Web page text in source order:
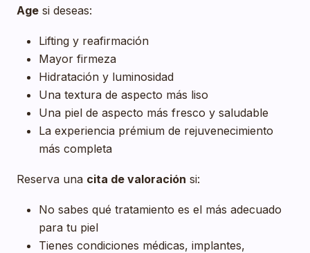
Age si deseas:
Lifting y reafirmación
Mayor firmeza
Hidratación y luminosidad
Una textura de aspecto más liso
Una piel de aspecto más fresco y saludable
La experiencia prémium de rejuvenecimiento
más completa
Reserva una cita de valoración si:
No sabes qué tratamiento es el más adecuado
para tu piel
Tienes condiciones médicas, implantes,